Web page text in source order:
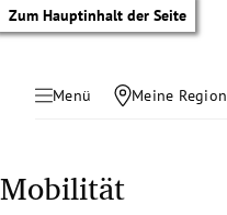
Zum Hauptinhalt der Seite
Menü Meine Region
Mobilität